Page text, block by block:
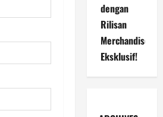
dengan
Rilisan
Merchandise
Eksklusif!